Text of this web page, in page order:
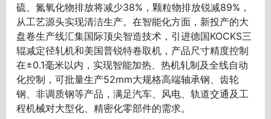
硫、氮氧化物排放将减少38%，颗粒物排放锐减89%，
从工艺源头实现清洁生产。在智能化方面，新投产的大
盘卷生产线汇集国际顶尖智造技术，引进德国KOCKS三
辊减定径轧机和美国普锐特卷取机，产品尺寸精度控制
在±0.1毫米以内，实现智能加热、热机轧制及全线自动
化控制，可批量生产52mm大规格高端轴承钢、齿轮
钢、非调质钢等产品，满足汽车、风电、轨道交通及工
程机械对大型化、精密化零部件的需求。